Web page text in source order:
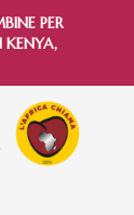
PER
KENYA,